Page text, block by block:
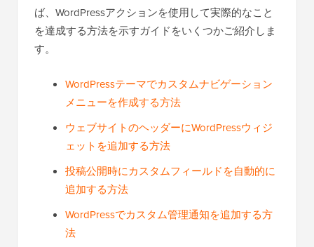
アクションを使用しているWordPressガイドを学ぶ
ことで、さらに詳しく知ることができます。例え
ば、WordPressアクションを使用して実際的なこと
す。
WordPressテーマでカスタムナビゲーション
メニューを作成する方法
ウェブサイトのヘッダーにWordPressウィジ
ェットを追加する方法
投稿公開時にカスタムフィールドを自動的に
追加する方法